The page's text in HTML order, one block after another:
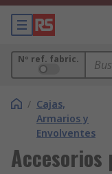
Nº ref. fabric.
/ Cajas,
Armarios y
Envolventes
Accesorios